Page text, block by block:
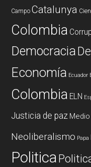
Campo Catalunya
Colombia
Democracia
Economía Ecuador
Colombia ELN
Justicia de paz
Neoliberalismo Papa
Politica